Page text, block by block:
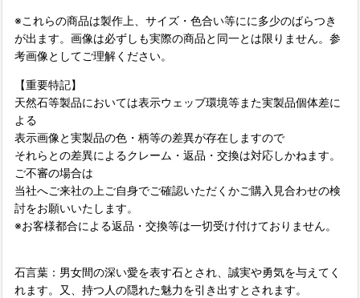
※これらの商品は製作上、サイズ・色合い等にに多少のばらつき
が出ます。画像は必ずしも実際の商品と同一とは限りません。参
考画像としてご理解ください。
【重要特記】
天然石等製品においては表示ウェッブ環境等また実製品個体差に
よる
表示画像と実製品の色・柄等の差異が存在しますので
それらとの差異によるクレーム・返品・交換は対応しかねます。
ご不審の場合は
当社へご来社の上ご自身でご確認いただくかご購入見合わせの検
討をお願いいたします。
※お客様都合による返品・交換等は一切受け付けておりません。
石言葉：男女間の深い愛を表す石とされ、誠実や勇気を与えてく
れます。又、持つ人の隠れた魅力を引き出すとされます。